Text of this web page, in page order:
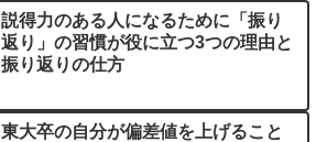
説得力のある人になるために「振り
返り」の習慣が役に立つ3つの理由と
振り返りの仕方
東大卒の自分が偏差値を上げること